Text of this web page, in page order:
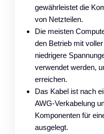
gewährleistet die
von Netzteilen.
Die meisten
den Betrieb mit
niedrigere
verwendet werden,
erreichen.
Das Kabel ist nach
AWG-Verkabelung
Komponenten für
ausgelegt.